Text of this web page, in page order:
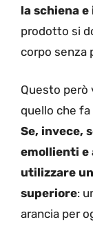
la schiena
prodotto si
corpo senza
Questo però
quello che fa
Se, invece,
emollienti e
utilizzare
superiore:
arancia per